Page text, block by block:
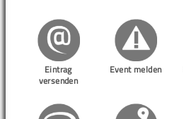
Eintrag
versenden
Event melden